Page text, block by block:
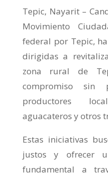
Tepic, Nayarit –
Movimiento
federal por Tepic,
dirigidas a
zona rural de
compromiso sin
productores
aguacateros y otros
Estas iniciativas
justos y ofrecer
fundamental a